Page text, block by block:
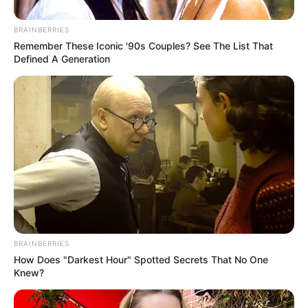
BRAINBERRIES
Remember These Iconic '90s Couples? See The List That
Defined A Generation
BRAINBERRIES
How Does "Darkest Hour" Spotted Secrets That No One
Knew?